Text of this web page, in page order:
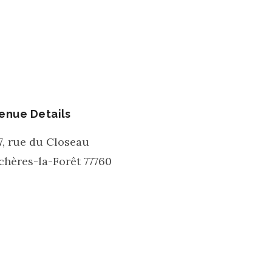
Details
rue du Closeau
la-Forêt 77760